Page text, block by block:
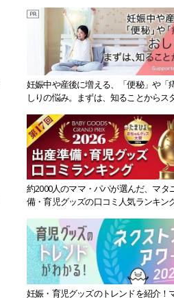
妊娠中や産後に増える、「便秘」や「
しりの悩み。まずは、知ることからス
約2000人のママ・パパが選んだ、マタ
備・育児グッズの口コミ人気ランキン
妊娠・育児グッズのトレンドを紹介！